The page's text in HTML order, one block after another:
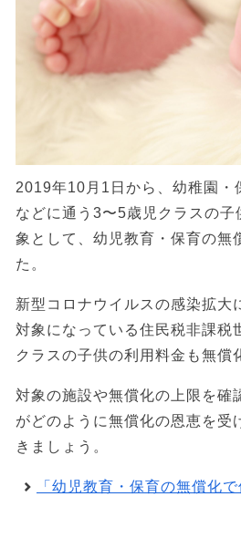
2019年10月1日から、幼稚園・
などに通う3〜5歳児クラスの
象として、幼児教育・保育の無
た。
新型コロナウイルスの感染拡大
対象になっている住民税非課税
クラスの子供の利用料金も無償
対象の施設や無償化の上限を確
がどのように無償化の恩恵を受
きましょう。
「幼児教育・保育の無償化